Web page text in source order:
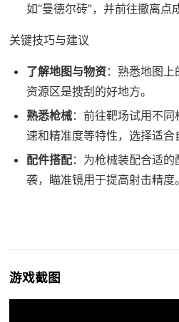
如“曼德尔砖”，并前往撤离点
关键技巧与建议
了解地图与物资：熟悉地图上
资源区是搜刮的好地方。
熟悉枪械：前往靶场试用不
速和精准度等特性，选择适合
配件搭配：为枪械装配合适
袭，瞄准镜用于提高射击精度。
游戏截图